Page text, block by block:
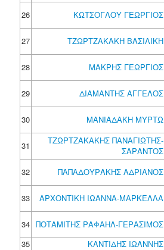
26
ΚΩΤΣΟΓΛΟΥ ΓΕΩΡΓΙΟΣ
27
ΤΖΩΡΤΖΑΚΑΚΗ ΒΑΣΙΛΙΚΗ
28
ΜΑΚΡΗΣ ΓΕΩΡΓΙΟΣ
29 ΔΙΑΜΑΝΤΗΣ ΑΓΓΕΛΟΣ
30
ΜΑΝΙΑΔΑΚΗ ΜΥΡΤΩ
31
ΤΖΩΡΤΖΑΚΑΚΗΣ ΠΑΝΑΓΙΩΤΗΣ-
ΣΑΡΑΝΤΟΣ
32
ΠΑΠΑΔΟΥΡΑΚΗΣ ΑΔΡΙΑΝΟΣ
33
ΑΡΧΟΝΤΙΚΗ ΙΩΑΝΝΑ-ΜΑΡΚΕΛΛΑ
34 ΠΟΤΑΜΙΤΗΣ ΡΑΦΑΗΛ-ΓΕΡΑΣΙΜΟΣ
35
ΚΑΝΤΙΔΗΣ ΙΩΑΝΝΗΣ